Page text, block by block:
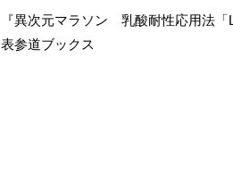
『異次元マラソン 乳酸耐性応用法「
表参道ブックス